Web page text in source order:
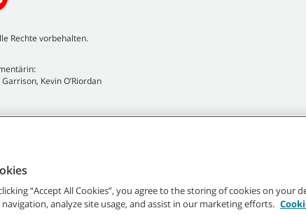
Rechte vorbehalten.
Kevin O’Riordan
“Accept All Cookies”, you agree to the storing of cookies on your
navigation, analyze site usage, and assist in our marketing efforts.